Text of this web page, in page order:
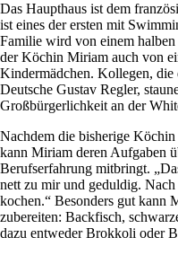
Das Haupthaus ist dem
ist eines der ersten mit
Familie wird von einem
der Köchin Miriam auch von
Kindermädchen. Kollegen, die
Deutsche Gustav Regler,
Großbürgerlichkeit an der
Nachdem die bisherige
kann Miriam deren Aufgaben
Berufserfahrung mitbringt.
nett zu mir und geduldig.
kochen.“ Besonders gut kann
zubereiten: Backfisch,
dazu entweder Brokkoli oder